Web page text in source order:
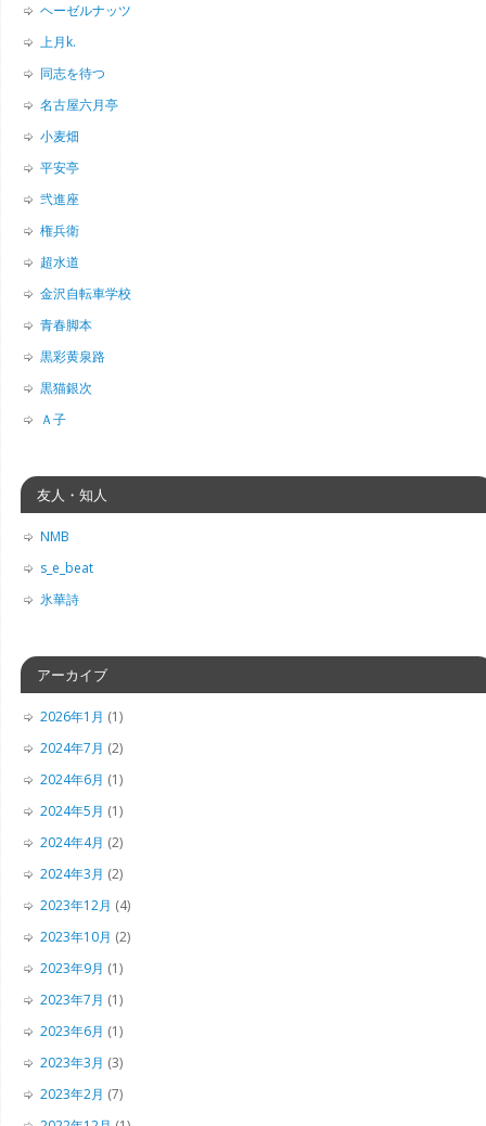
ヘーゼルナッツ
上月k.
同志を待つ
名古屋六月亭
小麦畑
平安亭
弐進座
権兵衛
超水道
金沢自転車学校
青春脚本
黒彩黄泉路
黒猫銀次
Ａ子
友人・知人
NMB
s_e_beat
氷華詩
アーカイブ
2026年1月 (1)
2024年7月 (2)
2024年6月 (1)
2024年5月 (1)
2024年4月 (2)
2024年3月 (2)
2023年12月 (4)
2023年10月 (2)
2023年9月 (1)
2023年7月 (1)
2023年6月 (1)
2023年3月 (3)
2023年2月 (7)